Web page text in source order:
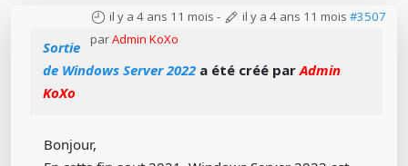
il y a 4 ans 11 mois - il y a 4 ans 11 mois #3507
parAdmin KoXo
Sortie
de Windows Server 2022 a été créé parAdmin
KoXo
Bonjour,